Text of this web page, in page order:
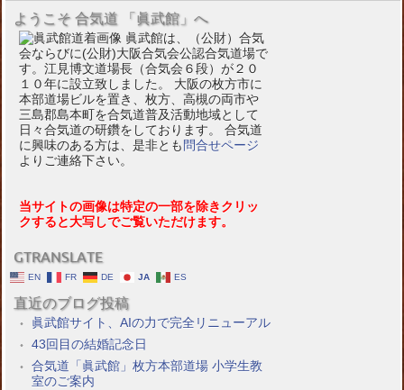
ようこそ 合気道 「眞武館」へ
眞武館は、（公財）合気
会ならびに(公財)大阪合気会公認合気道場で
す。江見博文道場長（合気会６段）が２０
１０年に設立致しました。 大阪の枚方市に
本部道場ビルを置き、枚方、高槻の両市や
三島郡島本町を合気道普及活動地域として
日々合気道の研鑽をしております。 合気道
に興味のある方は、是非とも 問合せページ
よりご連絡下さい。
当サイトの画像は特定の一部を除きクリッ
クすると大写しでご覧いただけます。
GTRANSLATE
EN FR DE JA ES
直近のブログ投稿
眞武館サイト、AIの力で完全リニューアル
43回目の結婚記念日
合気道「眞武館」枚方本部道場 小学生教
室のご案内